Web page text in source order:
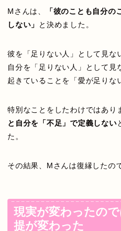
Mさんは、
「彼のことも自分の
しない」
と決めました。
彼を「足りない人」として見な
自分を「足りない人」として見
起きていることを「愛が足りな
特別なことをしたわけではあり
と自分を「不足」で定義しない
た。
その結果、Mさんは復縁したの
現実が変わったの
提が変わった